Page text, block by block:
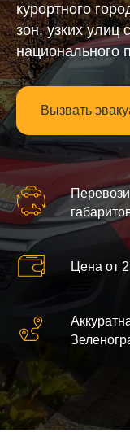
курортного
зон, узких улиц
национального
Вызвать
Цена от